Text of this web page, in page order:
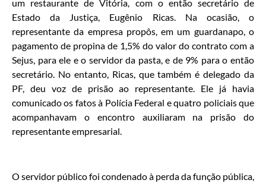
um restaurante de Vitória, com o então secretário de
Estado da Justiça, Eugênio Ricas. Na ocasião, o
representante da empresa propôs, em um guardanapo, o
pagamento de propina de 1,5% do valor do contrato com a
Sejus, para ele e o servidor da pasta, e de 9% para o então
secretário. No entanto, Ricas, que também é delegado da
PF, deu voz de prisão ao representante. Ele já havia
comunicado os fatos à Polícia Federal e quatro policiais que
acompanhavam o encontro auxiliaram na prisão do
representante empresarial.
O servidor público foi condenado à perda da função pública,